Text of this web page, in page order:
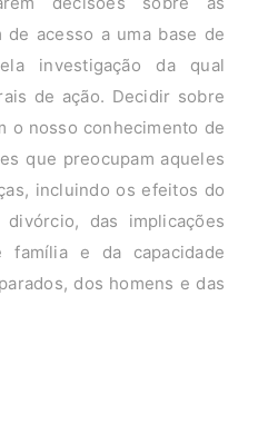
acesso a uma base de
investigação da qual
de ação. Decidir sobre
o nosso conhecimento de
que preocupam aqueles
incluindo os efeitos do
das implicações
e da capacidade
dos homens e das